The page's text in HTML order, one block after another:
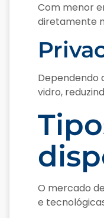
Com menor
diretamente
Dependendo
vidro,
O mercado
e